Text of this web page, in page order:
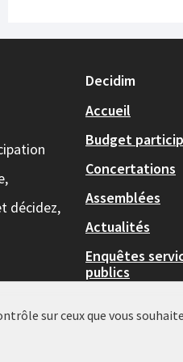
décidez,
Decidim
Accueil
Budget
Concertations
Assemblées
Actualités
Enquêtes
publics
sur ceux que vous